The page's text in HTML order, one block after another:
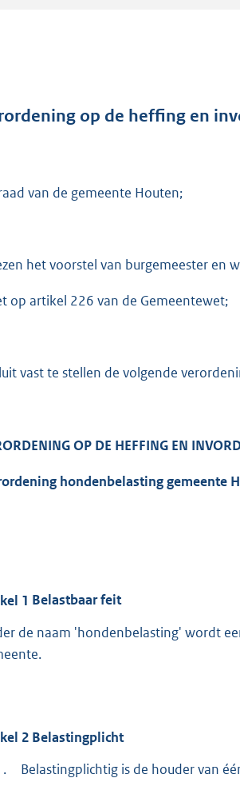
op de heffing en
van de gemeente Houten;
het voorstel van burgemeester en
op artikel 226 van de Gemeentewet;
vast te stellen de volgende
OP DE HEFFING EN
hondenbelasting gemeente
1 Belastbaar feit
de naam 'hondenbelasting' wordt
2 Belastingplicht
Belastingplichtig is de houder van